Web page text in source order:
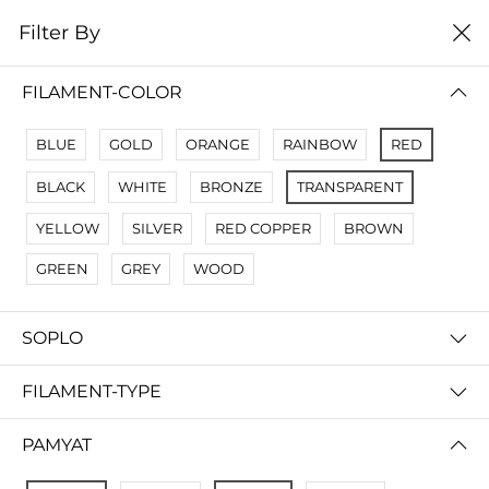
0
цена от высокой к
No Results
Not Found Filters1
Not Found Filters2
Filter By
FILAMENT-COLOR
BLUE GOLD ORANGE RAINBOW RED
BLACK WHITE BRONZE TRANSPARENT
YELLOW SILVER RED COPPER BROWN
GREEN GREY WOOD
SOPLO
FILAMENT-TYPE
PAMYAT